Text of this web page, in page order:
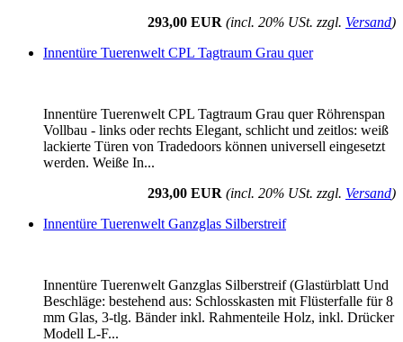
293,00 EUR (incl. 20% USt. zzgl. Versand)
Innentüre Tuerenwelt CPL Tagtraum Grau quer
Innentüre Tuerenwelt CPL Tagtraum Grau quer Röhrenspan
Vollbau - links oder rechts Elegant, schlicht und zeitlos: weiß
lackierte Türen von Tradedoors können universell eingesetzt
werden. Weiße In...
293,00 EUR (incl. 20% USt. zzgl. Versand)
Innentüre Tuerenwelt Ganzglas Silberstreif
Innentüre Tuerenwelt Ganzglas Silberstreif (Glastürblatt Und
Beschläge: bestehend aus: Schlosskasten mit Flüsterfalle für 8
mm Glas, 3-tlg. Bänder inkl. Rahmenteile Holz, inkl. Drücker
Modell L-F...